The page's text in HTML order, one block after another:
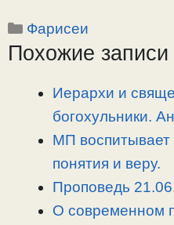
p
y
l
e
r
a
c
e
o
р
в
Рубрики
Фарисеи
Похожие записи
Иерархи и
богохульники.
МП
понятия и веру.
Проповедь
О современном